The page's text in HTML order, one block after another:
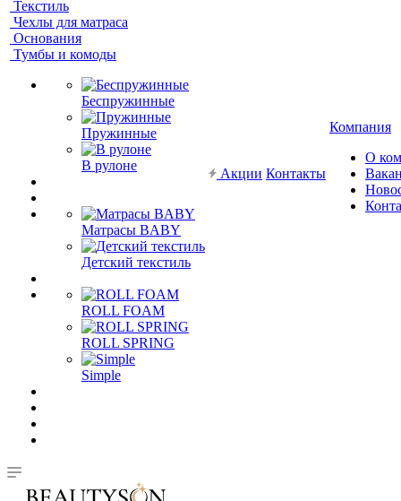
Текстиль
Чехлы для матраса
Основания
Тумбы и комоды
Беспружинные
Пружинные
В рулоне
Матрасы BABY
Детский текстиль
ROLL FOAM
ROLL SPRING
Simple
Акции Контакты
Компания
О